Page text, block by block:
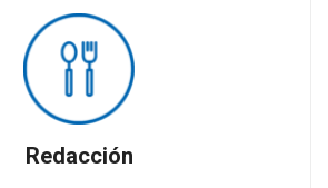
Redacción